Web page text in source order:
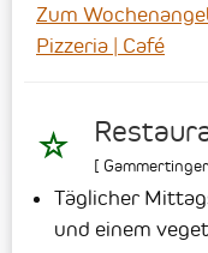
Zum
Pizzeria | Café
[
Täglicher
und einem